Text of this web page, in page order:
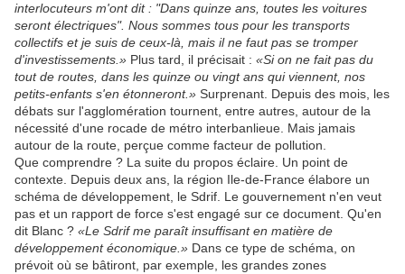
interlocuteurs m'ont dit : "Dans quinze ans, toutes les voitures
seront électriques". Nous sommes tous pour les transports
collectifs et je suis de ceux-là, mais il ne faut pas se tromper
d'investissements.» Plus tard, il précisait : «Si on ne fait pas du
tout de routes, dans les quinze ou vingt ans qui viennent, nos
petits-enfants s'en étonneront.» Surprenant. Depuis des mois, les
débats sur l'agglomération tournent, entre autres, autour de la
nécessité d'une rocade de métro interbanlieue. Mais jamais
autour de la route, perçue comme facteur de pollution.
Que comprendre ? La suite du propos éclaire. Un point de
contexte. Depuis deux ans, la région Ile-de-France élabore un
schéma de développement, le Sdrif. Le gouvernement n'en veut
pas et un rapport de force s'est engagé sur ce document. Qu'en
dit Blanc ? «Le Sdrif me paraît insuffisant en matière de
développement économique.» Dans ce type de schéma, on
prévoit où se bâtiront, par exemple, les grandes zones